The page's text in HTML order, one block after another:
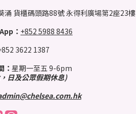
涌 貨櫃碼頭路88號 永得利廣場第2座23樓
： +852 5988 8436
3622 1387
： 星期一至五 9-6pm
日及公眾假期休息)